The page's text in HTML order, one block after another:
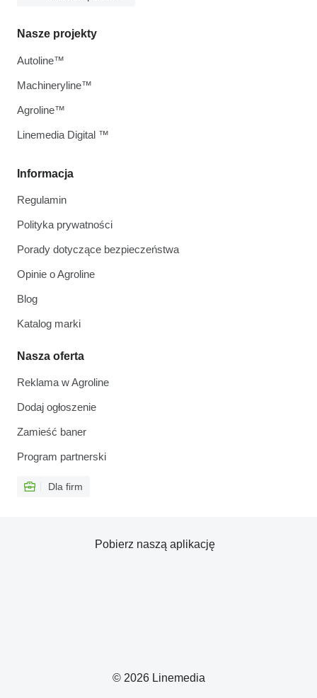
Informacja
Regulamin
Polityka prywatności
Porady dotyczące bezpieczeństwa
Opinie o Agroline
Blog
Katalog marki
Nasza oferta
Reklama w Agroline
Dodaj ogłoszenie
Zamieść baner
Program partnerski
Dla firm
Nasze projekty
Autoline™
Machineryline™
Agroline™
Linemedia Digital ™
© 2026 Linemedia
Pobierz naszą aplikację